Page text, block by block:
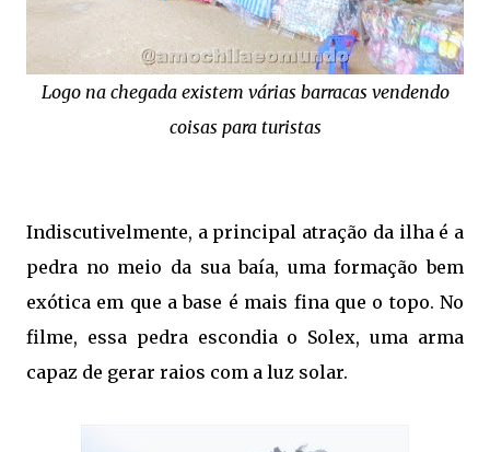
Logo na chegada existem várias barracas vendendo
coisas para turistas
Indiscutivelmente, a principal atração da ilha é a
pedra no meio da sua baía, uma formação bem
exótica em que a base é mais fina que o topo. No
filme, essa pedra escondia o Solex, uma arma
capaz de gerar raios com a luz solar.